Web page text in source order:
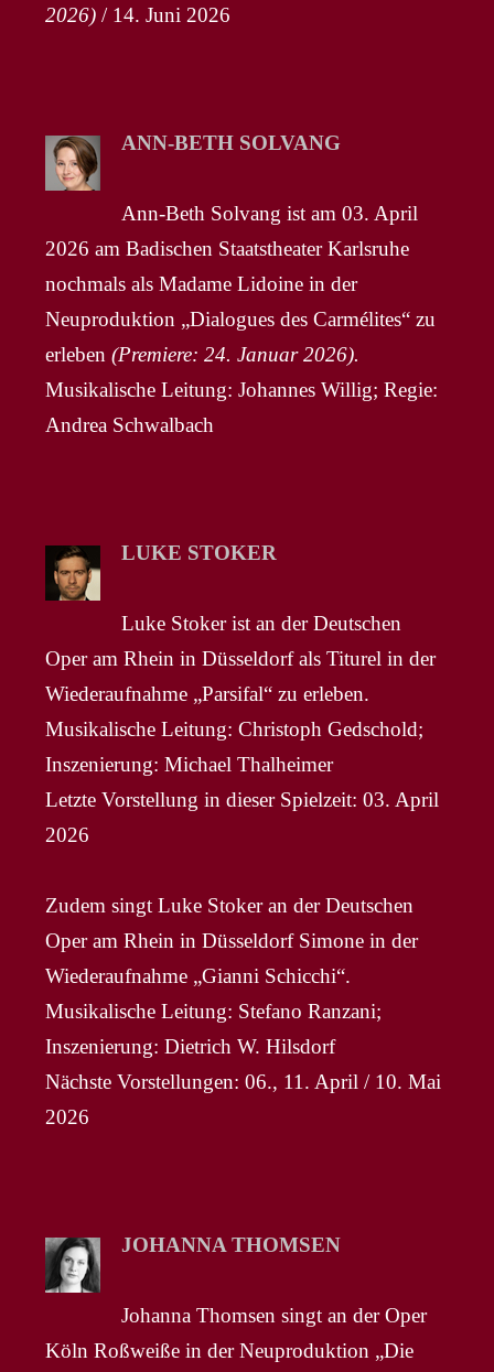
2026) / 14. Juni 2026
ANN-BETH SOLVANG
Ann-Beth Solvang ist am 03. April
2026 am Badischen Staatstheater Karlsruhe
nochmals als Madame Lidoine in der
Neuproduktion „Dialogues des Carmélites“ zu
erleben(Premiere: 24. Januar 2026).
Musikalische Leitung: Johannes Willig; Regie:
Andrea Schwalbach
LUKE STOKER
Luke Stoker ist an der Deutschen
Oper am Rhein in Düsseldorf als Titurel in der
Wiederaufnahme „Parsifal“ zu erleben.
Musikalische Leitung: Christoph Gedschold;
Inszenierung: Michael Thalheimer
Letzte Vorstellung in dieser Spielzeit: 03. April
2026
Zudem singt Luke Stoker an der Deutschen
Oper am Rhein in Düsseldorf Simone in der
Wiederaufnahme „Gianni Schicchi“.
Musikalische Leitung: Stefano Ranzani;
Inszenierung: Dietrich W. Hilsdorf
Nächste Vorstellungen: 06., 11. April / 10. Mai
2026
JOHANNA THOMSEN
Johanna Thomsen singt an der Oper
Köln Roßweiße in der Neuproduktion „Die